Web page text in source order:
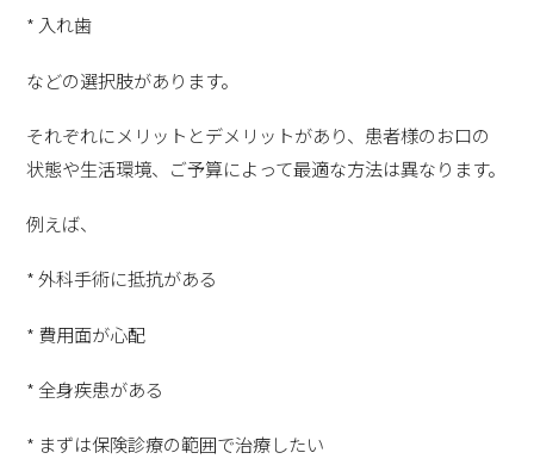
* 入れ歯
などの選択肢があります。
それぞれにメリットとデメリットがあり、患者様のお口の
状態や生活環境、ご予算によって最適な方法は異なります。
例えば、
* 外科手術に抵抗がある
* 費用面が心配
* 全身疾患がある
* まずは保険診療の範囲で治療したい